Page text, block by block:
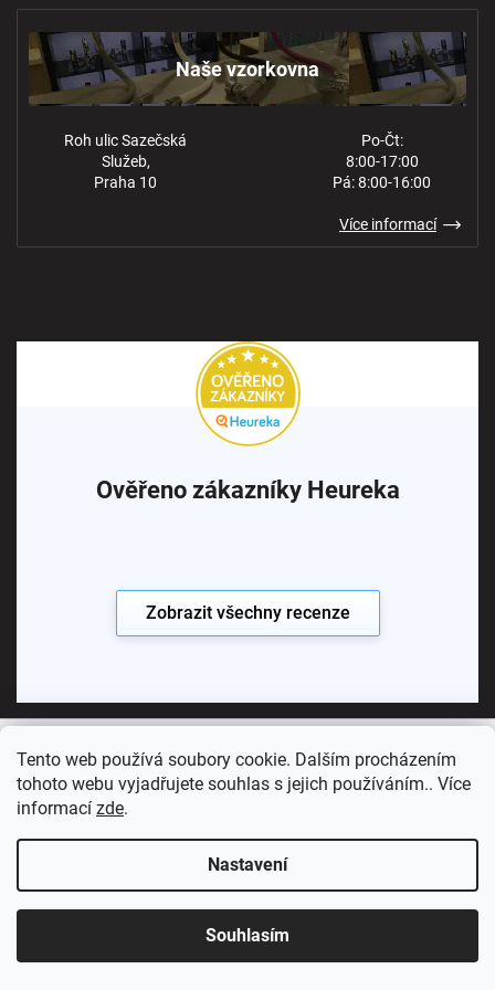
Tento web používá soubory cookie. Dalším procházením
tohoto webu vyjadřujete souhlas s jejich používáním.. Více
informací zde.
Nastavení
Souhlasím
Ochrana osobních údajů
Naše vzorkovna
Roh ulic Sazečská
Služeb,
Praha 10
Po-Čt:
8:00-17:00
Pá: 8:00-16:00
Více informací
Ověřeno zákazníky Heureka
Zobrazit všechny recenze
Copyright 2026 Koupelny SEN. Všechna práva vyhrazena.